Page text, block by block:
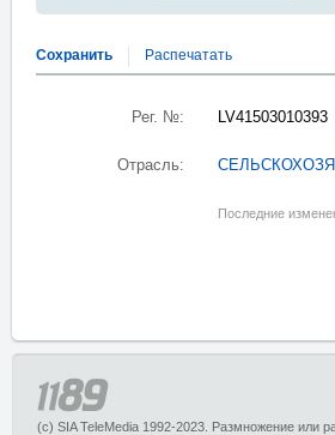
Сохранить Распечатать
Рег. №: LV41503010393
Отрасль:
Последние
(c) SIA TeleMedia 1992-2023. Размножение или